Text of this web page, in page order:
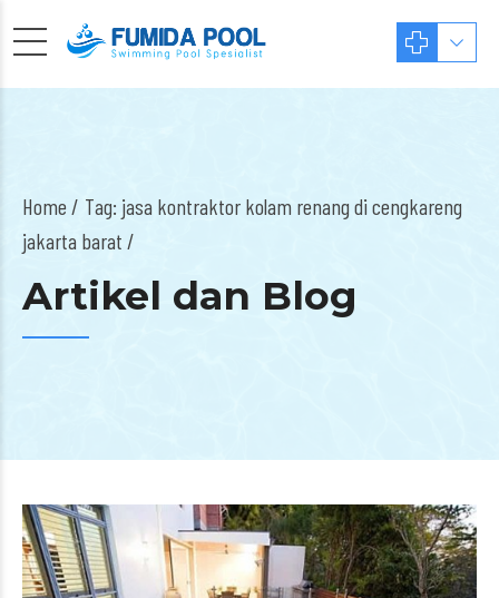
Home
Tag: jasa kontraktor kolam renang di cengkareng
jakarta barat /
Artikel dan Blog